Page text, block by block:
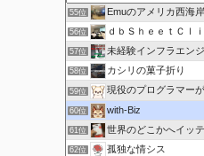
55位 Emuのアメリカ西海
56位 ｄｂＳｈｅｅｔＣｌ
57位 未経験インフラエン
58位 カシリの菓子折り
59位 現役のプログラマー
60位 with-Biz
61位 世界のどこかへイッ
62位 孤独な情シス